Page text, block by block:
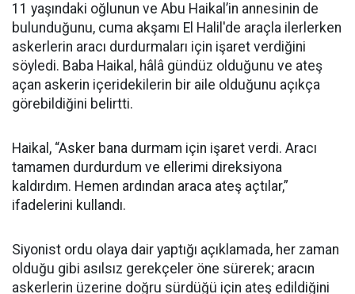
11 yaşındaki oğlunun ve Abu Haikal’in annesinin de
bulunduğunu, cuma akşamı El Halil'de araçla ilerlerken
askerlerin aracı durdurmaları için işaret verdiğini
söyledi. Baba Haikal, hâlâ gündüz olduğunu ve ateş
açan askerin içeridekilerin bir aile olduğunu açıkça
görebildiğini belirtti.
Haikal, “Asker bana durmam için işaret verdi. Aracı
tamamen durdurdum ve ellerimi direksiyona
kaldırdım. Hemen ardından araca ateş açtılar,”
ifadelerini kullandı.
Siyonist ordu olaya dair yaptığı açıklamada, her zaman
olduğu gibi asılsız gerekçeler öne sürerek; aracın
askerlerin üzerine doğru sürdüğü için ateş edildiğini